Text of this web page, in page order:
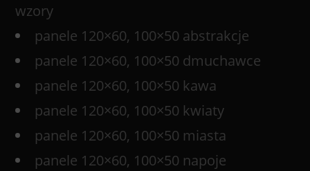
wzory
panele 120×60, 100×50 abstrakcje
panele 120×60, 100×50 dmuchawce
panele 120×60, 100×50 kawa
panele 120×60, 100×50 kwiaty
panele 120×60, 100×50 miasta
panele 120×60, 100×50 napoje